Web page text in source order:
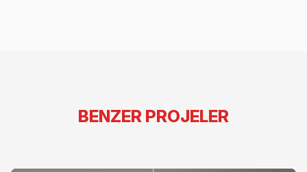
BENZER PROJELER